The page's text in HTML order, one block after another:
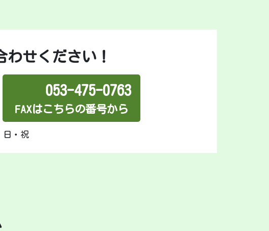
せください！
053-475-0763
FAXはこちらの番号から
・祝